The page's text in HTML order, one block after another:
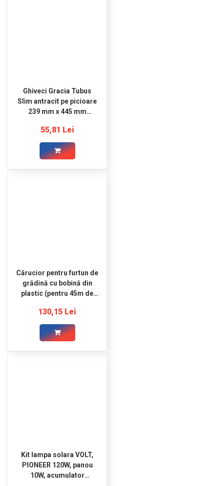
Ghiveci Gracia Tubus
Slim antracit pe picioare
239 mm x 445 mm
55,81 Lei
Cărucior pentru furtun de
grădină cu bobină din
plastic (pentru 45m de
furtun de 5/8"; 15m de
furtun de 3/4") VERTO
130,15 Lei
Kit lampa solara VOLT,
PIONEER 120W, panou
10W, acumulator